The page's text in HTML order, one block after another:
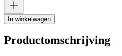
In winkelwagen
Productomschrijving